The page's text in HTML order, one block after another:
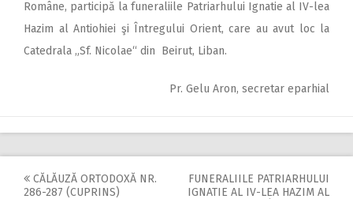
Române, participă la funeraliile Patriarhului Ignatie al IV-lea
Hazim al Antiohiei şi Întregului Orient, care au avut loc la
Catedrala „Sf. Nicolae“ din Beirut, Liban.
Pr. Gelu Aron, secretar eparhial
CĂLĂUZĂ ORTODOXĂ NR.
286-287 (CUPRINS)
FUNERALIILE PATRIARHULUI
IGNATIE AL IV-LEA HAZIM AL